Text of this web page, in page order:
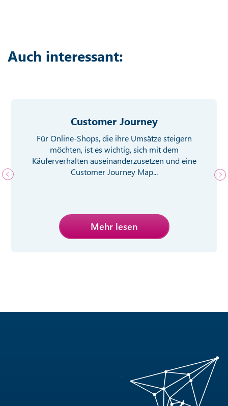
Auch interessant:
Customer Journey
Für Online-Shops, die ihre Umsätze steigern
möchten, ist es wichtig, sich mit dem
Käuferverhalten auseinanderzusetzen und eine
Customer Journey Map...
Mehr lesen